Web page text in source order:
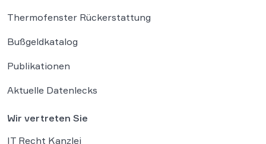
Thermofenster Rückerstattung
Bußgeldkatalog
Publikationen
Aktuelle Datenlecks
Wir vertreten Sie
IT Recht Kanzlei